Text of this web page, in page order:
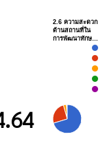
2.6 ความสะดวก
ด้านสถานที่ใน
การพัฒนาทักษ…